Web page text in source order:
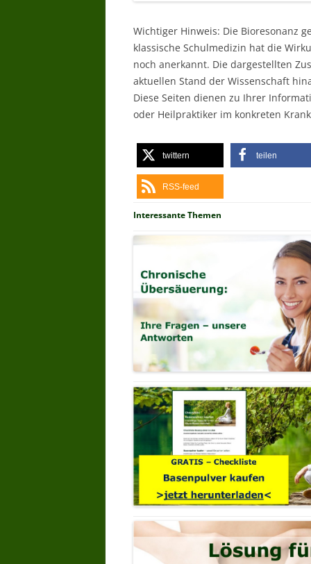
Wichtiger Hinweis: Die Bioresonanz
klassische Schulmedizin hat die
noch anerkannt. Die dargestellten
aktuellen Stand der Wissenschaft
Diese Seiten dienen zu Ihrer
oder Heilpraktiker im konkreten
twittern teilen
RSS-feed
Interessante Themen